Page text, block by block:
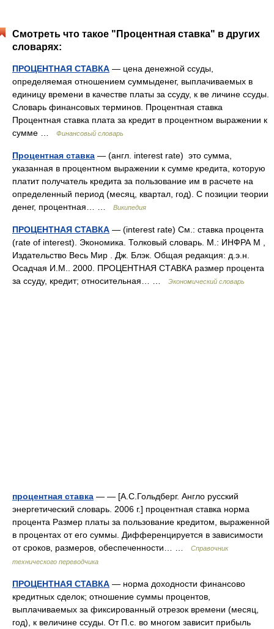
Смотреть что такое "Процентная ставка" в других
словарях:
ПРОЦЕНТНАЯ СТАВКА — цена денежной ссуды,
определяемая отношением суммыденег, выплачиваемых в
единицу времени в качестве платы за ссуду, к ве личине ссуды.
Словарь финансовых терминов. Процентная ставка
Процентная ставка плата за кредит в процентном выражении к
сумме …
Финансовый словарь
Процентная ставка — (англ. interest rate) это сумма,
указанная в процентном выражении к сумме кредита, которую
платит получатель кредита за пользование им в расчете на
определенный период (месяц, квартал, год). С позиции теории
денег, процентная… …
Википедия
ПРОЦЕНТНАЯ СТАВКА — (interest rate) См.: ставка процента
(rate of interest). Экономика. Толковый словарь. М.: ИНФРА М ,
Издательство Весь Мир . Дж. Блэк. Общая редакция: д.э.н.
Осадчая И.М.. 2000. ПРОЦЕНТНАЯ СТАВКА размер процента
за ссуду, кредит; относительная… …
Экономический словарь
процентная ставка — — [А.С.Гольдберг. Англо русский
энергетический словарь. 2006 г.] процентная ставка норма
процента Размер платы за пользование кредитом, выраженной
в процентах от его суммы. Дифференцируется в зависимости
от сроков, размеров, обеспеченности… …
Справочник
технического переводчика
ПРОЦЕНТНАЯ СТАВКА — норма доходности финансово
кредитных сделок; отношение суммы процентов,
выплачиваемых за фиксированный отрезок времени (месяц,
год), к величине ссуды. От П.с. во многом зависит прибыль